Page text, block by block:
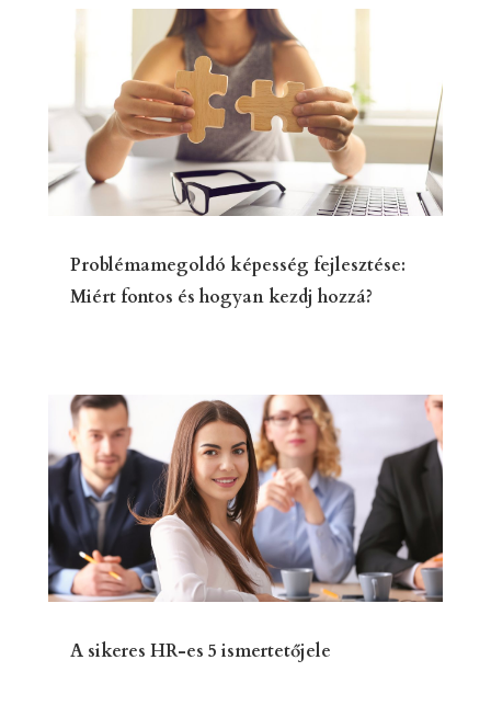
Problémamegoldó képesség fejlesztése:
Miért fontos és hogyan kezdj hozzá?
A sikeres HR-es 5 ismertetőjele